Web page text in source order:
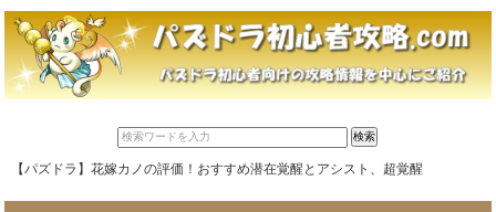
【パズドラ】花嫁カノの評価！おすすめ潜在覚醒とアシスト、超覚醒